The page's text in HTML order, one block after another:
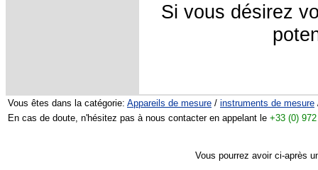
Si vous désirez
Vous êtes dans la catégorie: Appareils de mesure / instruments de mesure
En cas de doute, n'hésitez pas à nous contacter en appelant le +33 (0)
Vous pourrez avoir ci-après